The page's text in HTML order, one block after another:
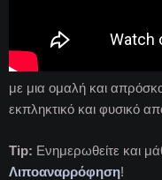
με μια ομαλή και
εκπληκτικό και φυσικό
Tip: Ενημερωθείτε και
Λιποαναρρόφηση!